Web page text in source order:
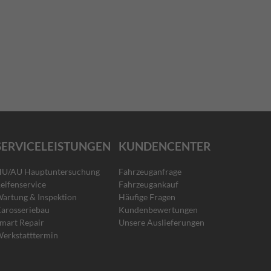
AU Hauptuntersuchung
& Inspektion
Repair
KUNDENCENTER
Fahrzeuganfrage
Fahrzeugankauf
Häufige Fragen
Kundenbewertungen
Unsere Auslieferungen